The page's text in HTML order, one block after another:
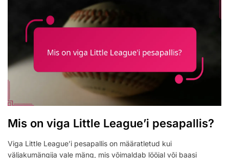
Mis on viga Little League’i pesapallis?
Viga Little League’i pesapallis on määratletud kui
väljakumängija vale mäng, mis võimaldab lööjal või baasi